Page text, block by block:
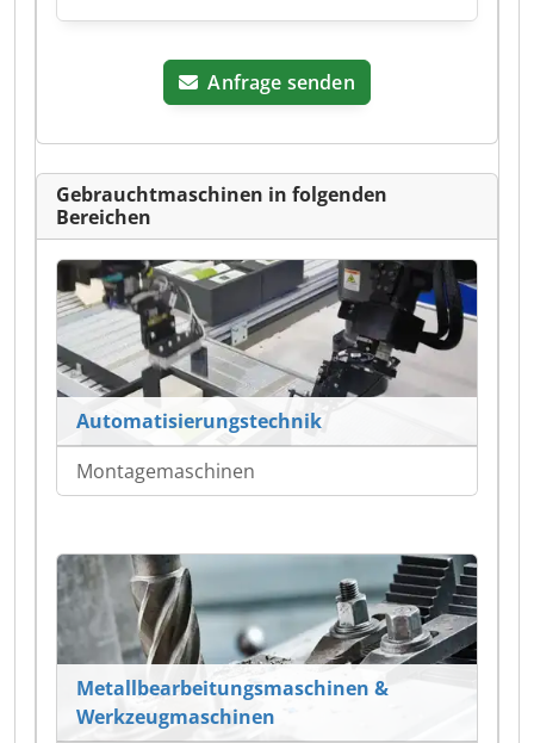
Anfrage senden
Gebrauchtmaschinen in folgenden
Bereichen
Automatisierungstechnik
Montagemaschinen
Metallbearbeitungsmaschinen &
Werkzeugmaschinen